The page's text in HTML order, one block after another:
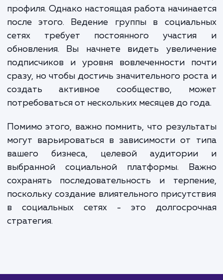
количество и частоту публикаций, размер
минимальная стоимость таких услуг начинается
000 рублей в месяц.
Мы предлагаем гибкие тарифы и всегда стремимся
предоставить наилучшее соотношение цена-качество.
Независимо от ваших целей и бюджета, мы с
можем помочь вам в создании активного и вовлеченного
сообщества в социальных сетях.
ЗАКАЗАТЬ УСЛУГИ
Сколько времени